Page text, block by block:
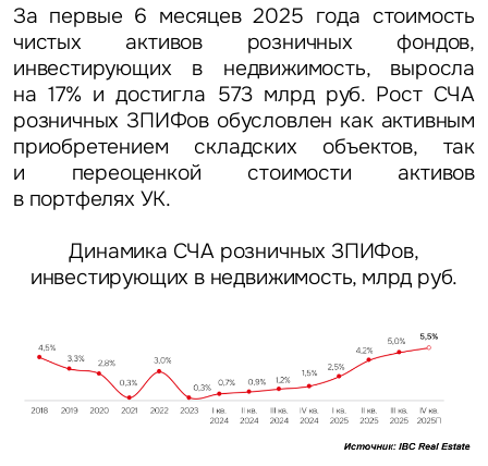
За первые 6 месяцев 2025 года стоимость
чистых активов розничных фондов,
инвестирующих в недвижимость, выросла
на 17% и достигла 573 млрд руб. Рост СЧА
розничных ЗПИФов обусловлен как активным
приобретением складских объектов, так
и переоценкой стоимости активов
в портфелях УК.
Динамика СЧА розничных ЗПИФов,
инвестирующих в недвижимость, млрд руб.